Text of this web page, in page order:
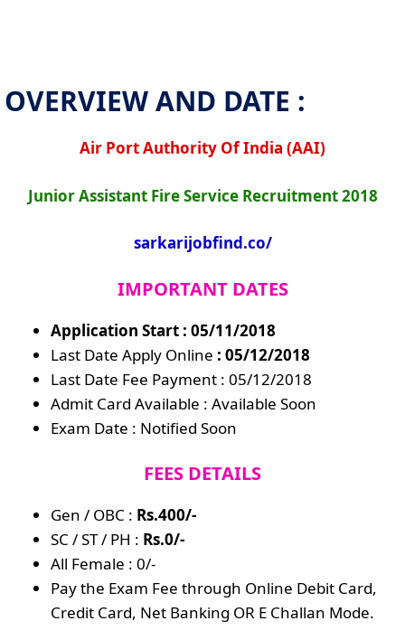
OVERVIEW AND DATE :
Air Port Authority Of India (AAI)
Junior Assistant Fire Service Recruitment 2018
sarkarijobfind.co/
IMPORTANT DATES
Application Start : 05/11/2018
Last Date Apply Online : 05/12/2018
Last Date Fee Payment : 05/12/2018
Admit Card Available : Available Soon
Exam Date : Notified Soon
FEES DETAILS
Gen / OBC : Rs.400/-
SC / ST / PH : Rs.0/-
All Female : 0/-
Pay the Exam Fee through Online Debit Card,
Credit Card, Net Banking OR E Challan Mode.